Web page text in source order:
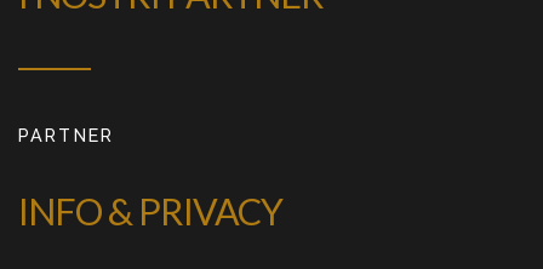
PARTNER
INFO & PRIVACY